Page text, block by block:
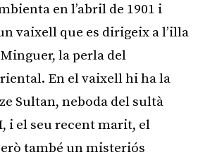
en l’abril de 1901 i
vaixell que es dirigeix a l’illa
la perla del
En el vaixell hi ha la
Sultan, neboda del sultà
i el seu recent marit, el
també un misteriós